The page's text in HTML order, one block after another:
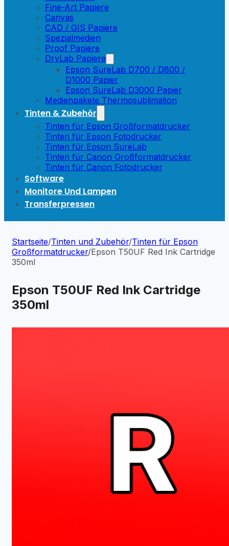
Fine-Art Papiere
Canvas
CAD / GIS Papiere
Spezialmedien
Proof Papiere
DryLab Papiere
Epson SureLab D700 / D800 /
D1000 Papier
Epson SureLab D3000 Papier
Medienpakete Thermosublimation
Tinten & Zubehör
Tinten für Epson Großformatdrucker
Tinten für Epson Fotodrucker
Tinten für Epson SureLab
Tinten für Canon Großformatdrucker
Tinten für Canon Fotodrucker
Software
Monitore Und Lampen
Transferpressen
Startseite/Tinten und Zubehör/Tinten für Epson
Großformatdrucker/Epson T50UF Red Ink Cartridge
350ml
Epson T50UF Red Ink Cartridge
350ml